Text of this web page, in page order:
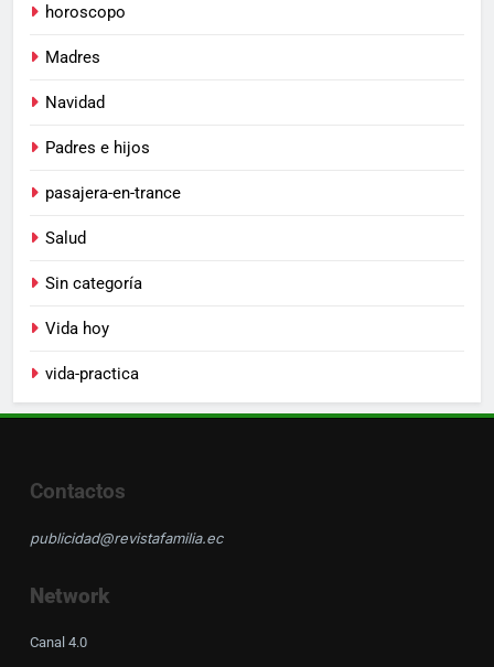
horoscopo
Madres
Navidad
Padres e hijos
pasajera-en-trance
Salud
Sin categoría
Vida hoy
vida-practica
Contactos
publicidad@revistafamilia.ec
Network
Canal 4.0